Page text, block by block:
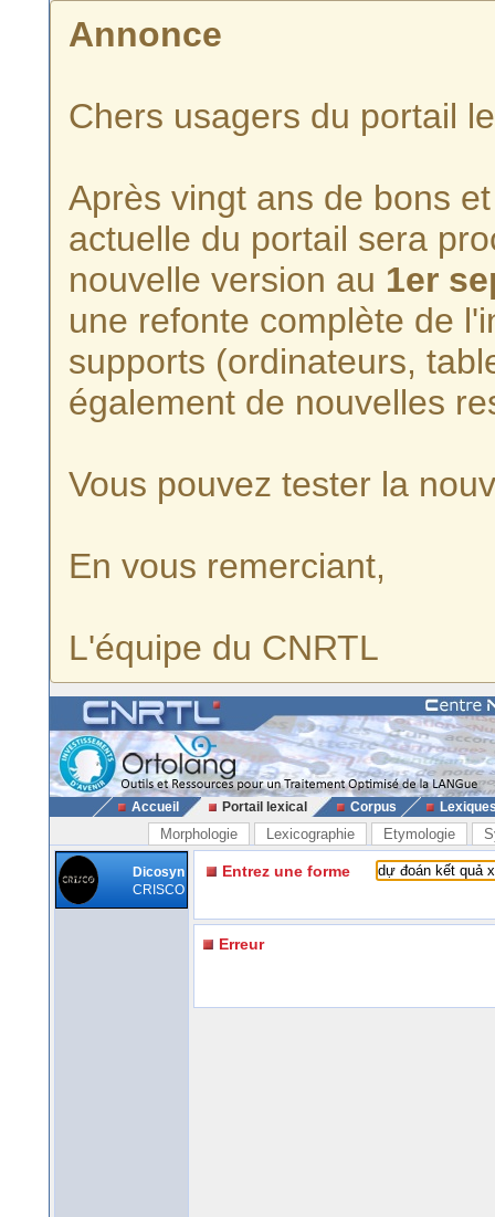
Annonce
Chers usagers du portail
Après vingt ans de bons
actuelle du portail sera
nouvelle version au 1er
une refonte complète de
supports (ordinateurs,
également de nouvelles
Vous pouvez tester la
En vous remerciant,
L'équipe du CNRTL
Accueil Portail lexical Corpus
Morphologie Lexicographie Etymologie
Dicosyn
CRISCO
Entrez une forme
Erreur